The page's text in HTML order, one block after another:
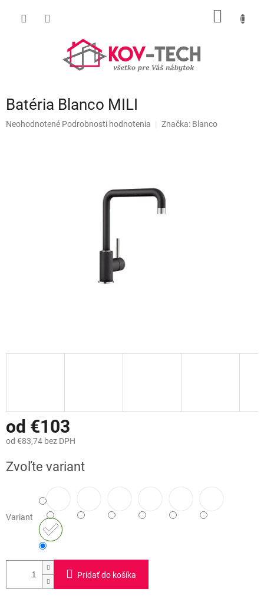
Batéria Blanco MILI
Priemerné
Neohodnotené Podrobnosti hodnotenia Značka: Blanco
od €103
od €83,74 bez DPH
cena:
Zvoľte variant
Variant
Pridať do košíka